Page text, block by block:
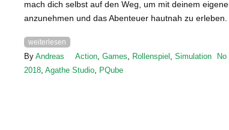
mach dich selbst auf den Weg, um mit deinem
anzunehmen und das Abenteuer hautnah zu erleben.
weiterlesen
By Andreas Action Games Rollenspiel Simulation
2018 Agathe Studio PQube